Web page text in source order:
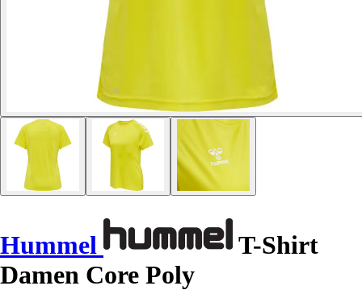
Hummel
T-Shirt
Damen Core Poly